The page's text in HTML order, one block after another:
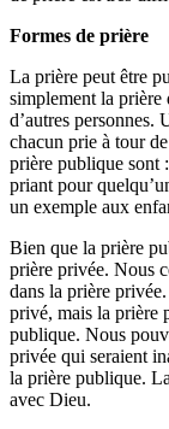
Formes de prière
La prière peut être
simplement la prière
d’autres personnes.
chacun prie à tour
prière publique sont
priant pour
un exemple aux
Bien que la prière
prière privée. Nous
dans la prière
privé, mais la prière
publique. Nous
privée qui seraient
la prière publique.
avec Dieu.